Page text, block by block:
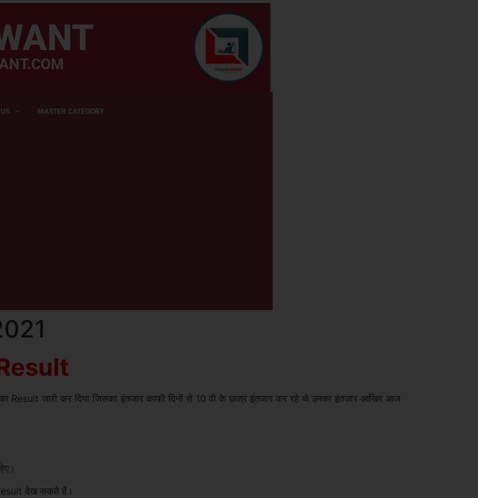
MASTER CATEGORY
Result
Result जारी कर दिया जिसका इंतजार काफी दिनों से 10 वी के छात्र इंतजार कर रहे थे उनका इंतजार आखिर आज
देख सकते हैं।